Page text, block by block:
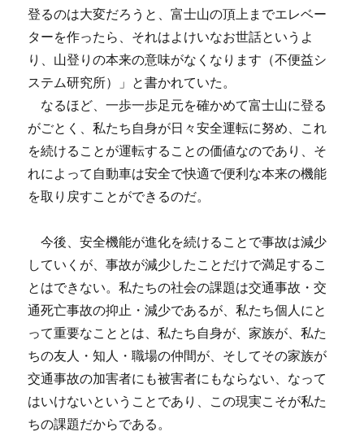
登るのは大変だろうと、富士山の頂上までエレベー
ターを作ったら、それはよけいなお世話というよ
り、山登りの本来の意味がなくなります（不便益シ
ステム研究所）」と書かれていた。
なるほど、一歩一歩足元を確かめて富士山に登る
がごとく、私たち自身が日々安全運転に努め、これ
を続けることが運転することの価値なのであり、そ
れによって自動車は安全で快適で便利な本来の機能
を取り戻すことができるのだ。
今後、安全機能が進化を続けることで事故は減少
していくが、事故が減少したことだけで満足するこ
とはできない。私たちの社会の課題は交通事故・交
通死亡事故の抑止・減少であるが、私たち個人にと
って重要なこととは、私たち自身が、家族が、私た
ちの友人・知人・職場の仲間が、そしてその家族が
交通事故の加害者にも被害者にもならない、なって
はいけないということであり、この現実こそが私た
ちの課題だからである。